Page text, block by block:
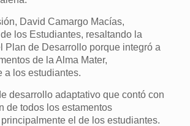
David Camargo Macías,
los Estudiantes, resaltando la
Plan de Desarrollo porque integró a
de la Alma Mater,
a los estudiantes.
desarrollo adaptativo que contó con
de todos los estamentos
el de los estudiantes.